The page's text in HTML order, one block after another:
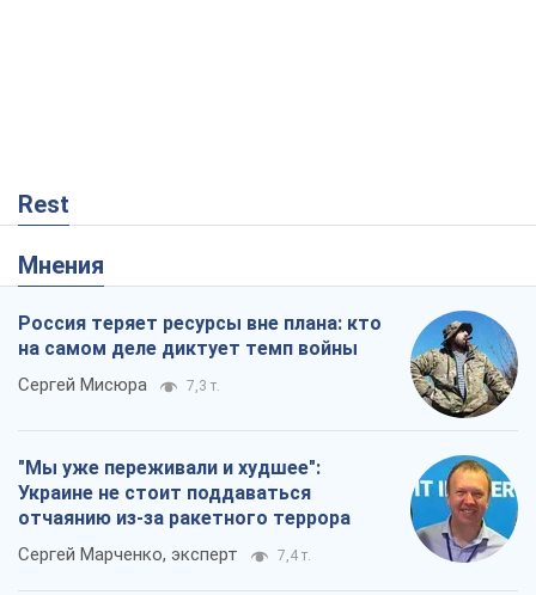
Rest
Мнения
Россия теряет ресурсы вне плана: кто
на самом деле диктует темп войны
Сергей Мисюра 7,3 т.
"Мы уже переживали и худшее":
Украине не стоит поддаваться
отчаянию из-за ракетного террора
Сергей Марченко, эксперт 7,4 т.